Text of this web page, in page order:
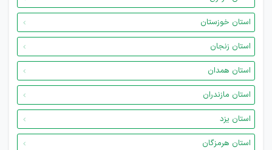
استان خوزستان
استان زنجان
استان همدان
استان مازندران
استان یزد
استان هرمزگان